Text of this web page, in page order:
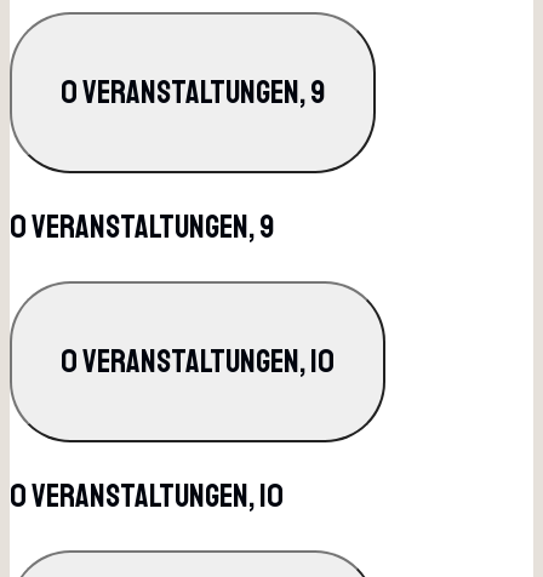
0 Veranstaltungen,9
0 Veranstaltungen,9
0 Veranstaltungen,10
0 Veranstaltungen,10